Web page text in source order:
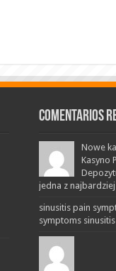
Comentarios
Nowe
Kasyno
jedna z
sinusitis pain
symptoms